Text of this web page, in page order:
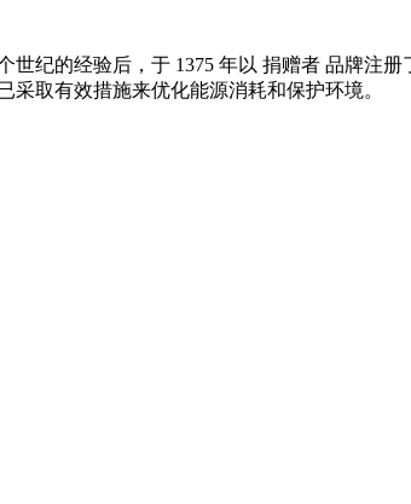
纪的经验后，于 1375 年以 捐赠者 品牌注
取有效措施来优化能源消耗和保护环境。